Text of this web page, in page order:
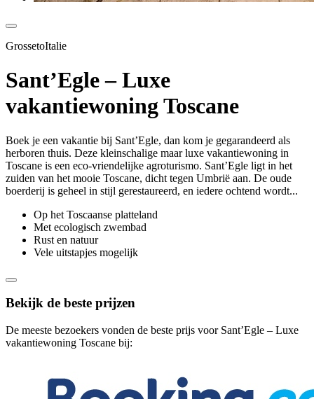
GrossetoItalie
Sant’Egle – Luxe
vakantiewoning Toscane
Boek je een vakantie bij Sant’Egle, dan kom je gegarandeerd als
herboren thuis. Deze kleinschalige maar luxe vakantiewoning in
Toscane is een eco-vriendelijke agroturismo. Sant’Egle ligt in het
zuiden van het mooie Toscane, dicht tegen Umbrië aan. De oude
boerderij is geheel in stijl gerestaureerd, en iedere ochtend wordt...
Op het Toscaanse platteland
Met ecologisch zwembad
Rust en natuur
Vele uitstapjes mogelijk
Bekijk de beste prijzen
De meeste bezoekers vonden de beste prijs voor Sant’Egle – Luxe
vakantiewoning Toscane bij: